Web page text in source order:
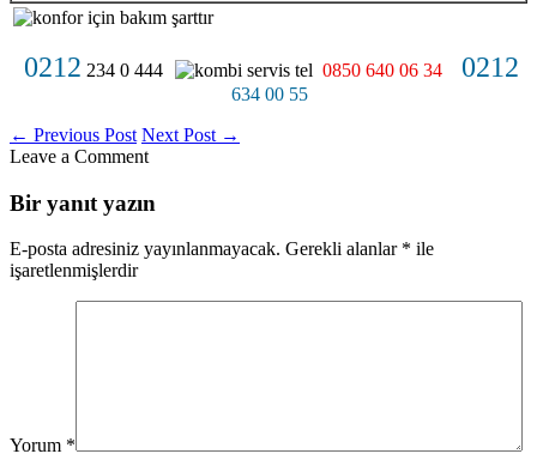
0212 234 0 444 0850 640 06 34 0212
634 00 55
← Previous Post Next Post →
Leave a Comment
Bir yanıt yazın
E-posta adresiniz yayınlanmayacak. Gerekli alanlar * ile
işaretlenmişlerdir
Yorum *